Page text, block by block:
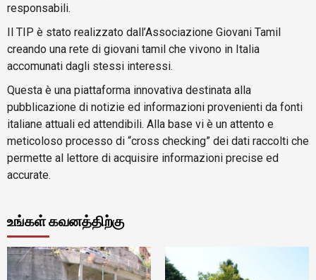
responsabili.
Il TIP è stato realizzato dall’Associazione Giovani Tamil
creando una rete di giovani tamil che vivono in Italia
accomunati dagli stessi interessi.
Questa è una piattaforma innovativa destinata alla
pubblicazione di notizie ed informazioni provenienti da fonti
italiane attuali ed attendibili. Alla base vi è un attento e
meticoloso processo di “cross checking” dei dati raccolti che
permette al lettore di acquisire informazioni precise ed
accurate.
உங்கள் கவனத்திற்கு